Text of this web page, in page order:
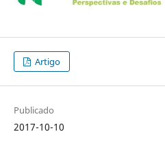
Artigo
Publicado
2017-10-10